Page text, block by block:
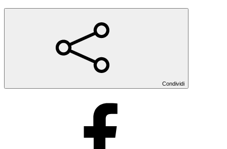
Condividi